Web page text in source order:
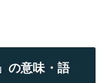
の意味・語